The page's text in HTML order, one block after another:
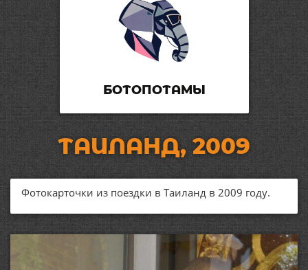
БОТОПОТАМЫ
ТАИЛАНД, 2009
Фотокарточки из поездки в Таиланд в 2009 году.